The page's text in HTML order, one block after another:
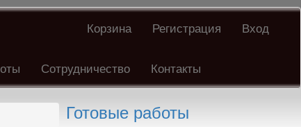
Корзина Регистрация Вход
Сотрудничество Контакты
Готовые работы